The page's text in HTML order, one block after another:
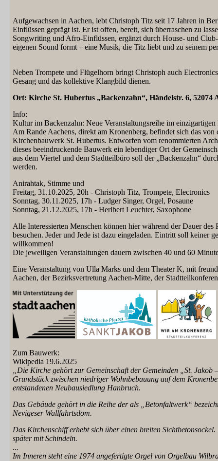
Aufgewachsen in Aachen, lebt Christoph Titz seit 17 Jahren in
Einflüssen geprägt ist. Er ist offen, bereit, sich überraschen zu
Songwriting und Afro-Einflüssen, ergänzt durch House- und
eigenen Sound formt – eine Musik, die Titz liebt und zu seinem
Neben Trompete und Flügelhorn bringt Christoph auch
Gesang und das kollektive Klangbild dienen.
Ort: Kirche St. Hubertus „Backenzahn“, Händelstr. 6,
Info:
Kultur im Backenzahn: Neue Veranstaltungsreihe im
Am Rande Aachens, direkt am Kronenberg, befindet sich das
Kirchenbauwerk St. Hubertus. Entworfen vom renommierten
dieses beeindruckende Bauwerk ein lebendiger Ort der
aus dem Viertel und dem Stadtteilbüro soll der „Backenzahn“
werden.
Anirahtak, Stimme und
Freitag, 31.10.2025, 20h - Christoph Titz, Trompete, Electronics
Sonntag, 30.11.2025, 17h - Ludger Singer, Orgel, Posaune
Sonntag, 21.12.2025, 17h - Heribert Leuchter, Saxophone
Alle Interessierten Menschen können hier während der Dauer
besuchen. Jeder und Jede ist dazu eingeladen. Eintritt soll keiner
willkommen!
Die jeweiligen Veranstaltungen dauern zwischen 40 und 60
Eine Veranstaltung von Ulla Marks und dem Theater K, mit
Aachen, der Bezirksvertretung Aachen-Mitte, der
Zum Bauwerk:
Wikipedia 19.6.2025
„Die Kirche gehört zur Gemeinschaft der Gemeinden „St.
Grundstück zwischen niedriger Wohnbebauung auf dem
entstandenen Neubausiedlung Hanbruch.
Das Gebäude gehört in die Reihe der als „Betonfaltwerk“
Nevigeser Wallfahrtsdom.
Das Kirchenschiff erhebt sich über einen breiten
später mit Schindeln.
...
Im Inneren steht eine 1974 angefertigte Orgel von Orgelbau